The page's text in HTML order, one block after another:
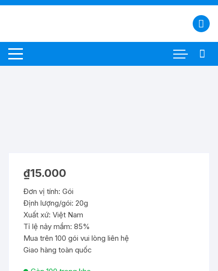
Chuyển
dung
₫15.000
Đơn vị tính: Gói
Định lượng/gói: 20g
Xuất xứ: Việt Nam
Tỉ lệ nảy mầm: 85%
Mua trên 100 gói vui lòng liên hệ
Giao hàng toàn quốc